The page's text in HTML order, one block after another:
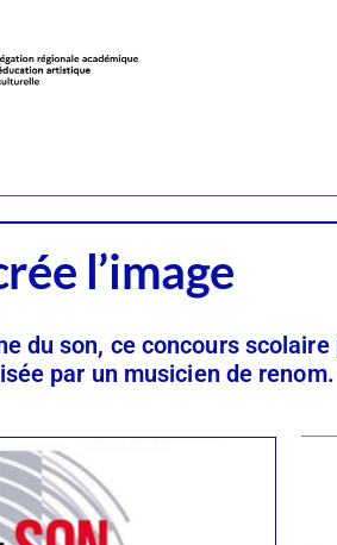
l’image
du son, ce concours
par un musicien de renom.